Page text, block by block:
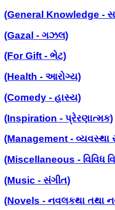
(General Knowledge -
(Gazal - ગઝલ)
(For Gift - ભેટ)
(Health - આરોગ્ય)
(Comedy - હાસ્ય)
(Inspiration - પ્રેરણાત્મક)
(Management - વ્યવસ્થા
(Miscellaneous - વિવિધ
(Music - સંગીત)
(Novels - નવલકથા તથા